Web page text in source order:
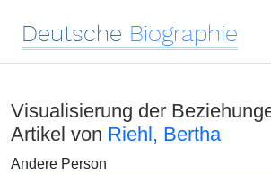
Deutsche Biographie
Visualisierung der
Artikel von Riehl, Bertha
Andere Person